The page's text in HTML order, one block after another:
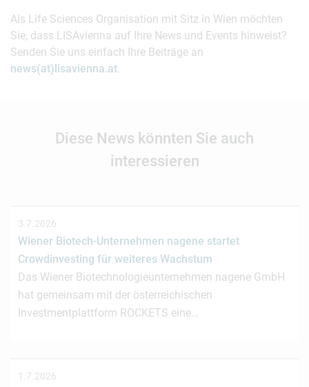
Als Life Sciences Organisation mit Sitz in Wien möchten
Sie, dass LISAvienna auf Ihre News und Events hinweist?
Senden Sie uns einfach Ihre Beiträge an
news(at)lisavienna.at.
Diese News könnten Sie auch
interessieren
3.7.2026
Wiener Biotech-Unternehmen nagene startet
Crowdinvesting für weiteres Wachstum
Das Wiener Biotechnologieunternehmen nagene GmbH
hat gemeinsam mit der österreichischen
Investmentplattform ROCKETS eine…
1.7.2026